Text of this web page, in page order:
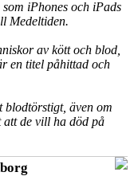
iPhones och iPads
Medeltiden.
av kött och blod,
en titel påhittad och
blodtörstigt, även om
att de vill ha död på